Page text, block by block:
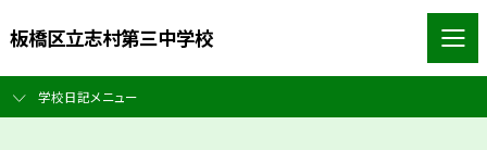
板橋区立志村第三中学校
学校日記メニュー